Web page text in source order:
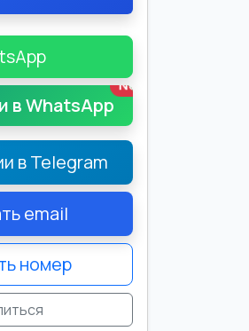
в WhatsApp
New
в Telegram
email
номер